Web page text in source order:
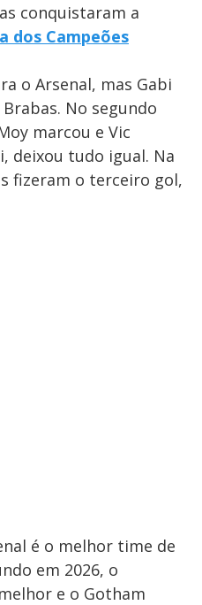
conquistaram a
dos Campeões
o Arsenal, mas Gabi
No segundo
marcou e Vic
deixou tudo igual. Na
fizeram o terceiro gol,
é o melhor time de
em 2026, o
e o Gotham